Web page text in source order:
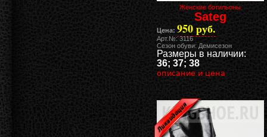
Женские ботильоны
Sateg
Цена: 950 руб.
Арт.№: 3116
Сезон обуви: Демисезон
Размеры в наличии:
36; 37; 38
описание и цена